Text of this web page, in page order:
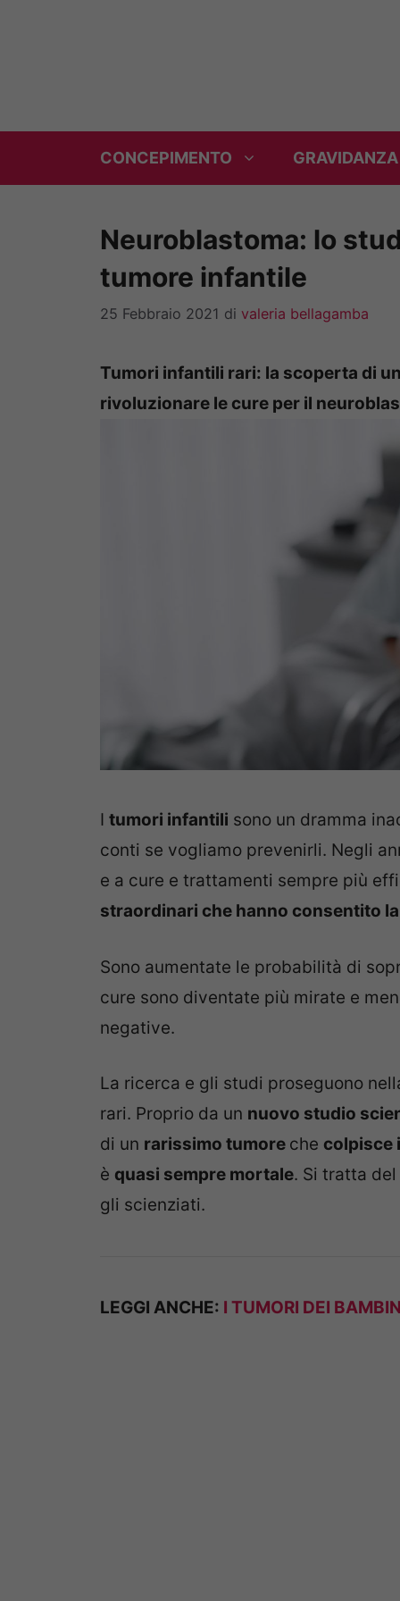
CONCEPIMENTO GRAVIDANZA
Neuroblastoma: lo
tumore infantile
25 Febbraio 2021 di valeria bellagamba
Tumori infantili rari: la scoperta di
rivoluzionare le cure per il
I tumori infantili sono un dramma
conti se vogliamo prevenirli. Negli
e a cure e trattamenti sempre più
straordinari che hanno consentito
Sono aumentate le probabilità di
cure sono diventate più mirate e
negative.
La ricerca e gli studi proseguono
rari. Proprio da un nuovo studio
di un rarissimo tumore che colpisce
è quasi sempre mortale. Si tratta del
gli scienziati.
LEGGI ANCHE: I TUMORI DEI